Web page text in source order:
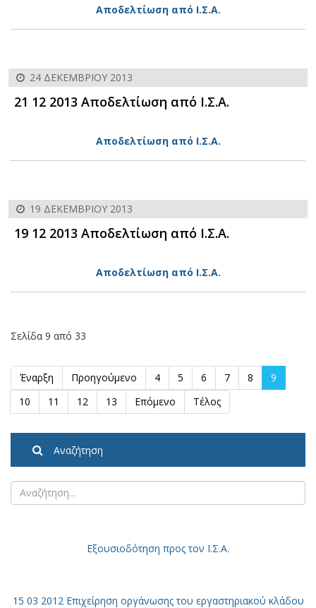
Αποδελτίωση από Ι.Σ.Α.
24 ΔΕΚΕΜΒΡΊΟΥ 2013
21 12 2013 Αποδελτίωση από Ι.Σ.Α.
Αποδελτίωση από Ι.Σ.Α.
19 ΔΕΚΕΜΒΡΊΟΥ 2013
19 12 2013 Αποδελτίωση από Ι.Σ.Α.
Αποδελτίωση από Ι.Σ.Α.
Σελίδα 9 από 33
Έναρξη Προηγούμενο 4 5 6 7 8
9
10
11 12 13 Επόμενο Τέλος
Αναζήτηση
Εξουσιοδότηση προς τον Ι.Σ.Α.
15 03 2012 Επιχείρηση οργάνωσης του εργαστηριακού κλάδου